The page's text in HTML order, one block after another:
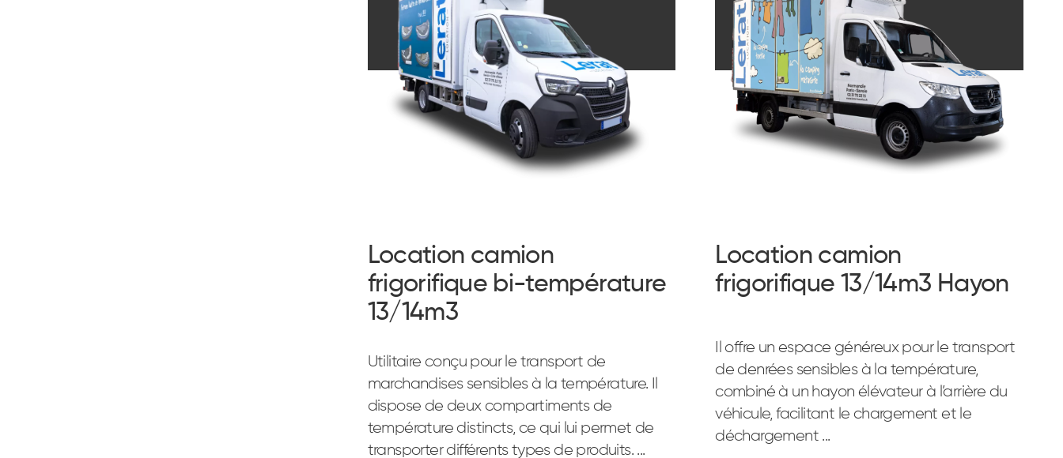
Location camion
frigorifique bi-température
13/14m3
Utilitaire conçu pour le transport de
marchandises sensibles à la température. Il
dispose de deux compartiments de
température distincts, ce qui lui permet de
transporter différents types de produits. ...
Location camion
frigorifique 13/14m3 Hayon
Il offre un espace généreux pour le transport
de denrées sensibles à la température,
combiné à un hayon élévateur à l’arrière du
véhicule, facilitant le chargement et le
déchargement ...